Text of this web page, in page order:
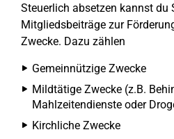
Steuerlich absetzen kannst du
Mitgliedsbeiträge zur
Zwecke. Dazu zählen
Gemeinnützige Zwecke
Mildtätige Zwecke (z.B.
Mahlzeitendienste oder
Kirchliche Zwecke